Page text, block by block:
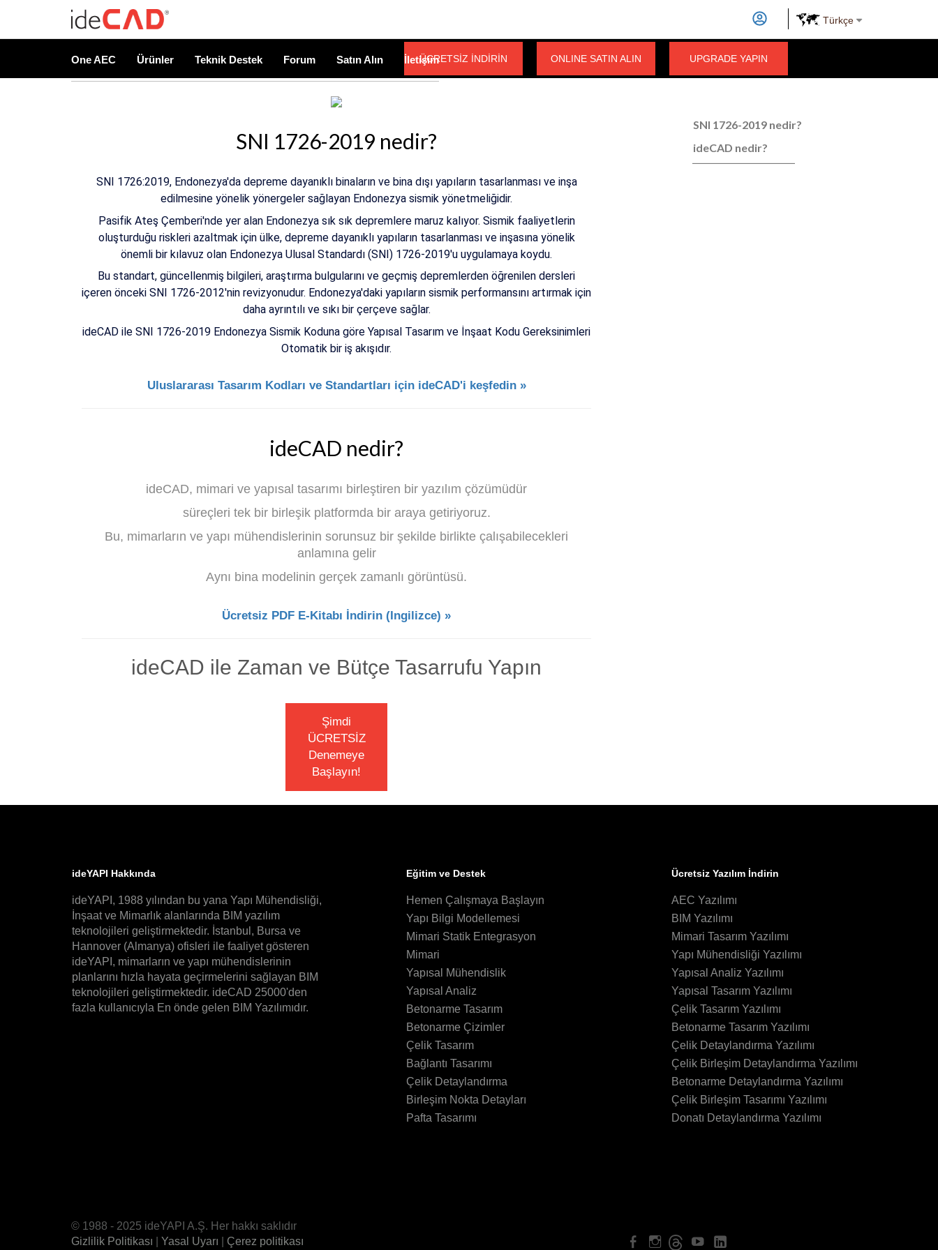
Türkçe
One AEC Ürünler Teknik Destek Forum Satın Alın İletişim UPGRADE YAPIN
ONLINE SATIN ALIN
ÜCRETSİZ İNDİRİN
SNI 1726-2019 nedir?
SNI 1726:2019, Endonezya'da depreme dayanıklı binaların ve bina dışı yapıların tasarlanması ve inşa
edilmesine yönelik yönergeler sağlayan Endonezya sismik yönetmeliğidir.
Pasifik Ateş Çemberi'nde yer alan Endonezya sık sık depremlere maruz kalıyor. Sismik faaliyetlerin
oluşturduğu riskleri azaltmak için ülke, depreme dayanıklı yapıların tasarlanması ve inşasına yönelik
önemli bir kılavuz olan Endonezya Ulusal Standardı (SNI) 1726-2019'u uygulamaya koydu.
Bu standart, güncellenmiş bilgileri, araştırma bulgularını ve geçmiş depremlerden öğrenilen dersleri
içeren önceki SNI 1726-2012'nin revizyonudur. Endonezya'daki yapıların sismik performansını artırmak için
daha ayrıntılı ve sıkı bir çerçeve sağlar.
ideCAD ile SNI 1726-2019 Endonezya Sismik Koduna göre Yapısal Tasarım ve İnşaat Kodu Gereksinimleri
Otomatik bir iş akışıdır.
Uluslararası Tasarım Kodları ve Standartları için ideCAD'i keşfedin »
ideCAD nedir?
ideCAD, mimari ve yapısal tasarımı birleştiren bir yazılım çözümüdür
süreçleri tek bir birleşik platformda bir araya getiriyoruz.
Bu, mimarların ve yapı mühendislerinin sorunsuz bir şekilde birlikte çalışabilecekleri
anlamına gelir
Aynı bina modelinin gerçek zamanlı görüntüsü.
Ücretsiz PDF E-Kitabı İndirin (Ingilizce) »
ideCAD ile Zaman ve Bütçe Tasarrufu Yapın
Şimdi
ÜCRETSİZ
Denemeye
Başlayın!
SNI 1726-2019 nedir?
ideCAD nedir?
ideYAPI Hakkında
ideYAPI, 1988 yılından bu yana Yapı Mühendisliği,
İnşaat ve Mimarlık alanlarında BIM yazılım
teknolojileri geliştirmektedir. İstanbul, Bursa ve
Hannover (Almanya) ofisleri ile faaliyet gösteren
ideYAPI, mimarların ve yapı mühendislerinin
planlarını hızla hayata geçirmelerini sağlayan BIM
teknolojileri geliştirmektedir. ideCAD 25000'den
fazla kullanıcıyla En önde gelen BIM Yazılımıdır.
Eğitim ve Destek
Hemen Çalışmaya Başlayın
Yapı Bilgi Modellemesi
Mimari Statik Entegrasyon
Mimari
Yapısal Mühendislik
Yapısal Analiz
Betonarme Tasarım
Betonarme Çizimler
Çelik Tasarım
Bağlantı Tasarımı
Çelik Detaylandırma
Birleşim Nokta Detayları
Pafta Tasarımı
Ücretsiz Yazılım İndirin
AEC Yazılımı
BIM Yazılımı
Mimari Tasarım Yazılımı
Yapı Mühendisliği Yazılımı
Yapısal Analiz Yazılımı
Yapısal Tasarım Yazılımı
Çelik Tasarım Yazılımı
Betonarme Tasarım Yazılımı
Çelik Detaylandırma Yazılımı
Çelik Birleşim Detaylandırma Yazılımı
Betonarme Detaylandırma Yazılımı
Çelik Birleşim Tasarımı Yazılımı
Donatı Detaylandırma Yazılımı
© 1988 - 2025 ideYAPI A.Ş. Her hakkı saklıdır
Gizlilik Politikası
Yasal Uyarı Çerez politikası